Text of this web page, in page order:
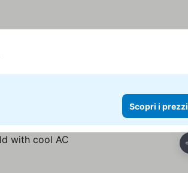
Scopri i prezzi